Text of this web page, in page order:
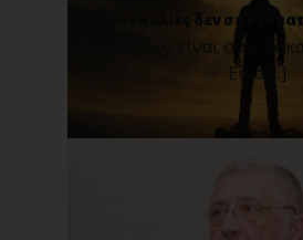
Οι δυσκολίες δεν σε
Η ζωή δεν είναι ούτε
Είνα[...]